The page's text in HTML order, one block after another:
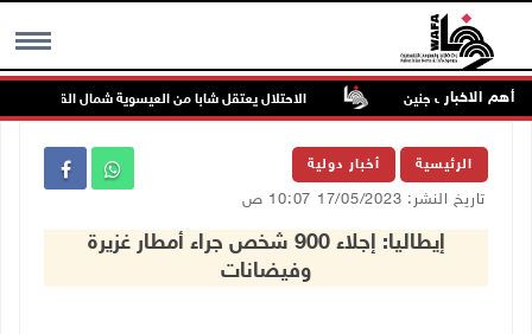
MENU أهم الاخبار
فراسين غرب جنين الاحتلال يعتقل شابا من العيسوية شمال القدس
الرئيسية أخبار دولية
تاريخ النشر: 17/05/2023 10:07 ص
إيطاليا: إجلاء 900 شخص جراء أمطار غزيرة
وفيضانات